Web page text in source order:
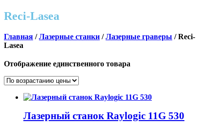
Reci-Lasea
Главная /Лазерные станки /Лазерные граверы / Reci-
Lasea
Отображение единственного товара
Лазерный станок Raylogic 11G 530